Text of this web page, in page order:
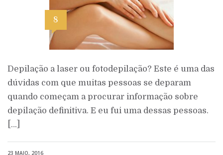
8
Depilação a laser ou fotodepilação? Este é uma das
dúvidas com que muitas pessoas se deparam
quando começam a procurar informação sobre
depilação definitiva. E eu fui uma dessas pessoas.
[…]
23 MAIO, 2016